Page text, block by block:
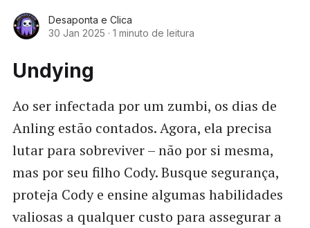
Desaponta e Clica
30 Jan 2025 · 1 minuto de leitura
Undying
Ao ser infectada por um zumbi, os dias de
Anling estão contados. Agora, ela precisa
lutar para sobreviver – não por si mesma,
mas por seu filho Cody. Busque segurança,
proteja Cody e ensine algumas habilidades
valiosas a qualquer custo para assegurar a